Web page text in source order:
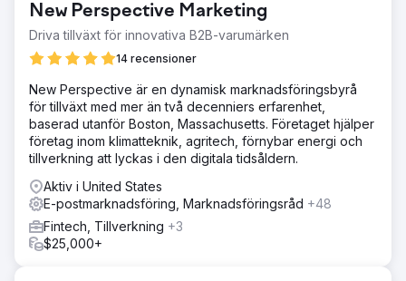
tillskrivs organisk SEO. Med en konverteringsfrekvens
från lead-to-sale på 13 %, påverkade dessa organiska
leads cirka 1,2 miljoner R1 i försäljning, vilket visar den
betydande affärseffekten av förbättrad söksynlighet och
riktat innehåll.
Gå till byråsida
New Perspective Marketing
Driva tillväxt för innovativa B2B-varumärken
14 recensioner
New Perspective är en dynamisk marknadsföringsbyrå
för tillväxt med mer än två decenniers erfarenhet,
baserad utanför Boston, Massachusetts. Företaget hjälper
företag inom klimatteknik, agritech, förnybar energi och
tillverkning att lyckas i den digitala tidsåldern.
Aktiv i United States
E-postmarknadsföring, Marknadsföringsråd +48
Fintech, Tillverkning +3
$25,000+